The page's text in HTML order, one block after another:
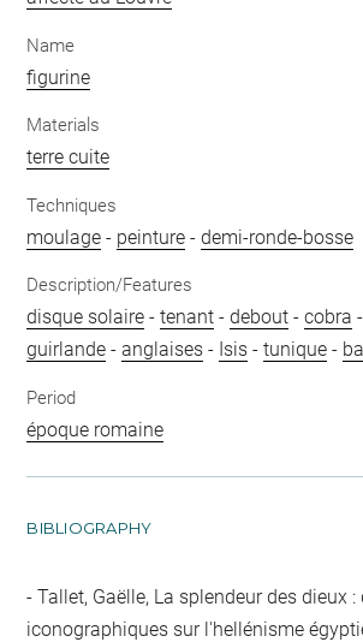
Name
figurine
Materials
terre cuite
Techniques
moulage - peinture -demi-ronde-bosse
Description/Features
disque solaire -tenant -debout -cobra
guirlande -anglaises - Isis -tunique -
Period
époque romaine
BIBLIOGRAPHY
Tallet, Gaëlle, La splendeur des dieux
iconographiques sur l'hellénisme